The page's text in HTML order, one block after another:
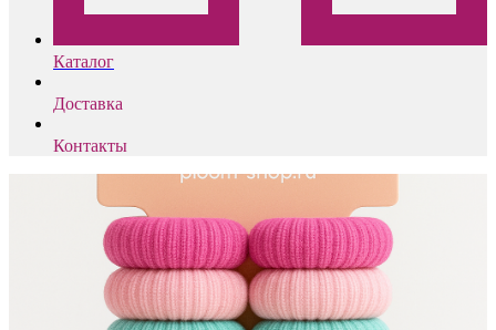
Каталог
Доставка
Контакты